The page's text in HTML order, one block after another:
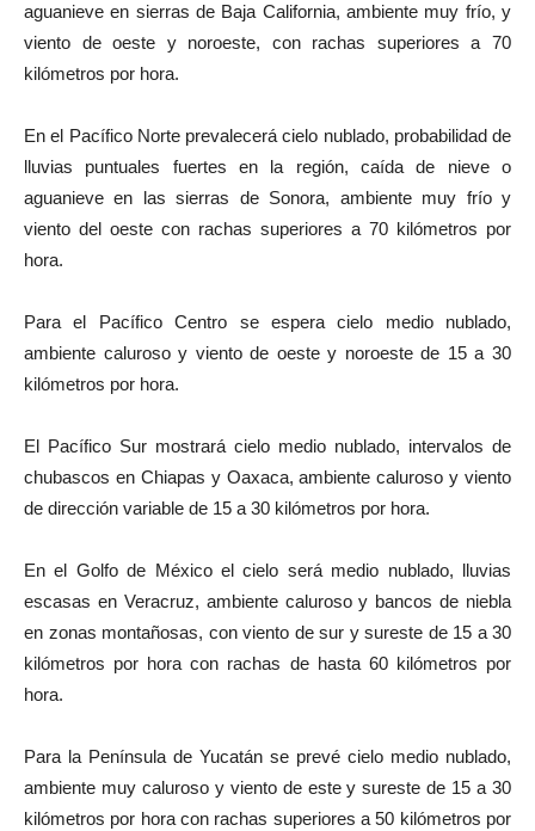
aguanieve en sierras de Baja California, ambiente muy frío, y
viento de oeste y noroeste, con rachas superiores a 70
kilómetros por hora.
En el Pacífico Norte prevalecerá cielo nublado, probabilidad de
lluvias puntuales fuertes en la región, caída de nieve o
aguanieve en las sierras de Sonora, ambiente muy frío y
viento del oeste con rachas superiores a 70 kilómetros por
hora.
Para el Pacífico Centro se espera cielo medio nublado,
ambiente caluroso y viento de oeste y noroeste de 15 a 30
kilómetros por hora.
El Pacífico Sur mostrará cielo medio nublado, intervalos de
chubascos en Chiapas y Oaxaca, ambiente caluroso y viento
de dirección variable de 15 a 30 kilómetros por hora.
En el Golfo de México el cielo será medio nublado, lluvias
escasas en Veracruz, ambiente caluroso y bancos de niebla
en zonas montañosas, con viento de sur y sureste de 15 a 30
kilómetros por hora con rachas de hasta 60 kilómetros por
hora.
Para la Península de Yucatán se prevé cielo medio nublado,
ambiente muy caluroso y viento de este y sureste de 15 a 30
kilómetros por hora con rachas superiores a 50 kilómetros por